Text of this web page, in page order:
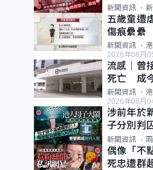
已上訴
新聞資訊
五歲童遭
傷痕纍纍
冷血：同
新聞資訊
2026年08月
流感｜曾
死亡 成
案
新聞資訊
2026年08月
涉前年於
子分別判
新聞資訊
偶像「不
死忠遭群